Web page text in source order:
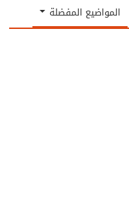
المواضيع المفضلة